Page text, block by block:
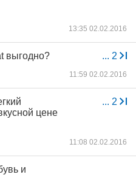
13:35 02.02.2016
... 2
выгодно?
11:59 02.02.2016
... 2
цене
11:08 02.02.2016
и